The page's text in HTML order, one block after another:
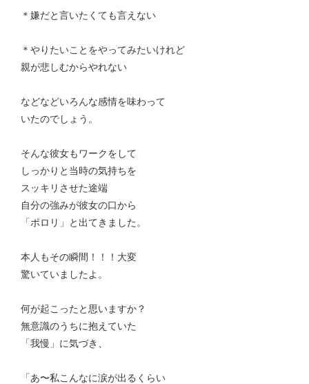
＊嫌だと言いたくても言えない
＊やりたいことをやってみたいけれど
親が悲しむからやれない
などなどいろんな感情を味わって
いたのでしょう。
そんな彼女もワークをして
しっかりと当時の気持ちを
スッキリさせた途端
自分の強みが彼女の口から
「ポロリ」と出てきました。
本人もその瞬間！！！大変
驚いていましたよ。
何が起こったと思いますか？
無意識のうちに抱えていた
「我慢」に気づき、
「あ〜私こんなに涙が出るくらい